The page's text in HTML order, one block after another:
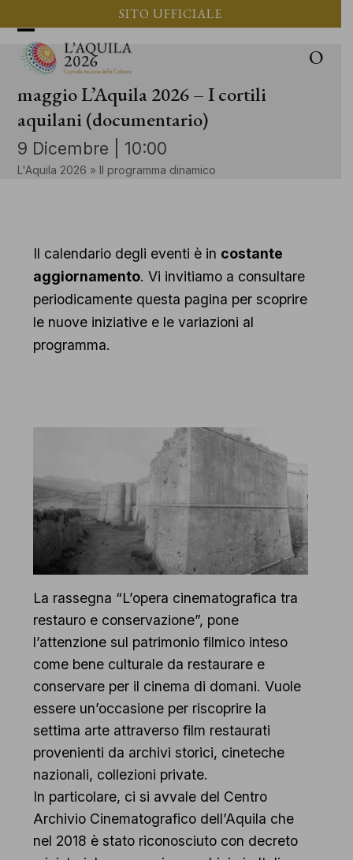
al
contenuto
SITO UFFICIALE
Apri
menu
mobile
Chiudi
menu
mobile
O
maggio L’Aquila 2026 – I cortili
aquilani (documentario)
9 Dicembre | 10:00
L'Aquila 2026 » Il programma dinamico
Il calendario degli eventi è in costante
aggiornamento. Vi invitiamo a consultare
periodicamente questa pagina per scoprire
le nuove iniziative e le variazioni al
programma.
La rassegna “L’opera cinematografica tra
restauro e conservazione”, pone
l’attenzione sul patrimonio filmico inteso
come bene culturale da restaurare e
conservare per il cinema di domani. Vuole
essere un’occasione per riscoprire la
settima arte attraverso film restaurati
provenienti da archivi storici, cineteche
nazionali, collezioni private.
In particolare, ci si avvale del Centro
Archivio Cinematografico dell’Aquila che
nel 2018 è stato riconosciuto con decreto